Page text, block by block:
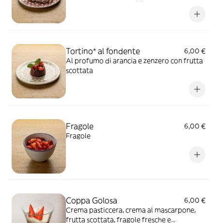
Tortino* al fondente
6,00 €
Al profumo di arancia e zenzero con frutta
scottata
Fragole
6,00 €
Fragole
Coppa Golosa
6,00 €
Crema pasticcera, crema al mascarpone,
frutta scottata, fragole fresche e